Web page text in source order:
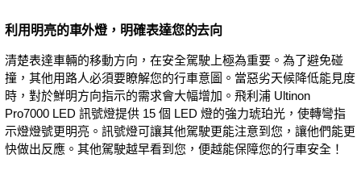
利用明亮的車外燈，明確表達您的去向
清楚表達車輛的移動方向，在安全駕駛上極為重要。為了避免碰
撞，其他用路人必須要瞭解您的行車意圖。當惡劣天候降低能見度
時，對於鮮明方向指示的需求會大幅增加。飛利浦 Ultinon
Pro7000 LED 訊號燈提供 15 個 LED 燈的強力琥珀光，使轉彎指
示燈燈號更明亮。訊號燈可讓其他駕駛更能注意到您，讓他們能更
快做出反應。其他駕駛越早看到您，便越能保障您的行車安全！